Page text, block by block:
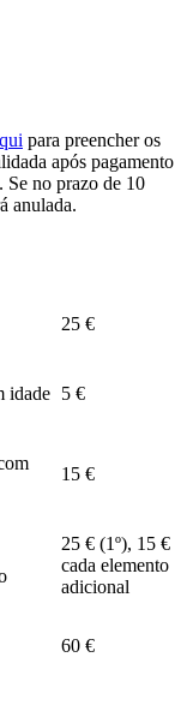
para preencher os
após pagamento
no prazo de 10
anulada.
25 €
idade 5 €
15 €
25 € (1º), 15 €
cada elemento
adicional
60 €